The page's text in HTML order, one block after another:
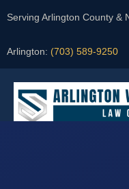
Serving Arlington County &
Arlington: (703) 589-9250